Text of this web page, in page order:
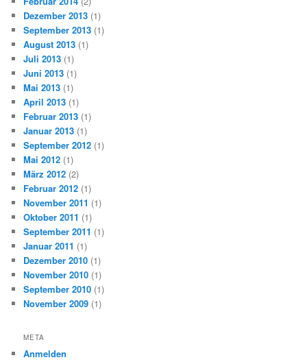
Dezember 2013 (1)
September 2013 (1)
August 2013 (1)
Juli 2013 (1)
Juni 2013 (1)
Mai 2013 (1)
April 2013 (1)
Februar 2013 (1)
Januar 2013 (1)
September 2012 (1)
Mai 2012 (1)
März 2012 (2)
Februar 2012 (1)
November 2011 (1)
Oktober 2011 (1)
September 2011 (1)
Januar 2011 (1)
Dezember 2010 (1)
November 2010 (1)
September 2010 (1)
November 2009 (1)
META
Anmelden